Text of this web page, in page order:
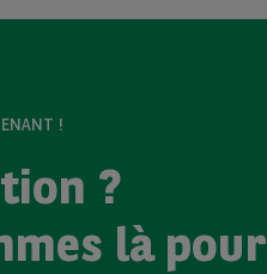
!
?
là pour